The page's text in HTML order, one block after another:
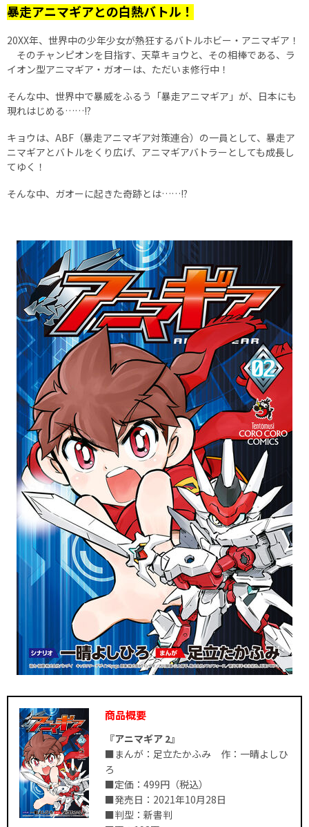
暴走アニマギアとの白熱バトル！
20XX年、世界中の少年少女が熱狂するバトルホビー・アニマギア！
そのチャンピオンを目指す、天草キョウと、その相棒である、ラ
イオン型アニマギア・ガオーは、ただいま修行中！
そんな中、世界中で暴威をふるう「暴走アニマギア」が、日本にも
現れはじめる……!?
キョウは、ABF（暴走アニマギア対策連合）の一員として、暴走ア
ニマギアとバトルをくり広げ、アニマギアバトラーとしても成長し
てゆく！
そんな中、ガオーに起きた奇跡とは……!?
商品概要
『アニマギア 2』
■まんが：足立たかふみ 作：一晴よしひ
ろ
■定価：499円（税込）
■発売日：2021年10月28日
■判型：新書判